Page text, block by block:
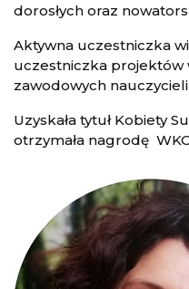
dorosłych oraz
Aktywna uczestniczka
uczestniczka projektów
zawodowych
Uzyskała tytuł Kobiety
otrzymała nagrodę